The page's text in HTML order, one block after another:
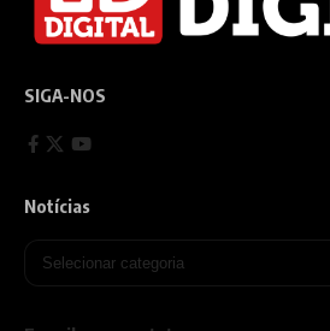
SIGA-NOS
Notícias